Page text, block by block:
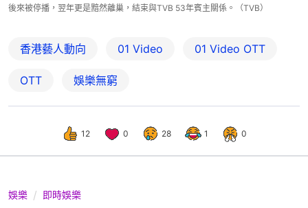
後來被停播，翌年更是黯然離巢，結束與TVB 53年賓主關係。（TVB）
香港藝人動向 01 Video 01‌ ‌Video‌ ‌OTT
OTT 娛樂無窮
12 0 28 1 0
娛樂 即時娛樂